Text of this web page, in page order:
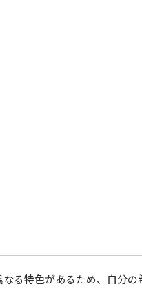
る特色があるため、自分